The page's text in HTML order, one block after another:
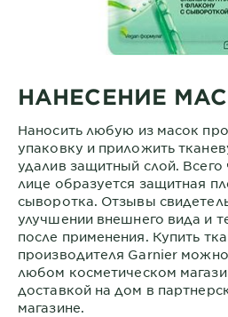
НАНЕСЕНИЕ
Наносить любую из масок
упаковку и приложить
удалив защитный слой. Всего
лице образуется защитная
сыворотка. Отзывы
улучшении внешнего вида и
после применения. Купить
производителя Garnier
любом косметическом
доставкой на дом в
магазине.